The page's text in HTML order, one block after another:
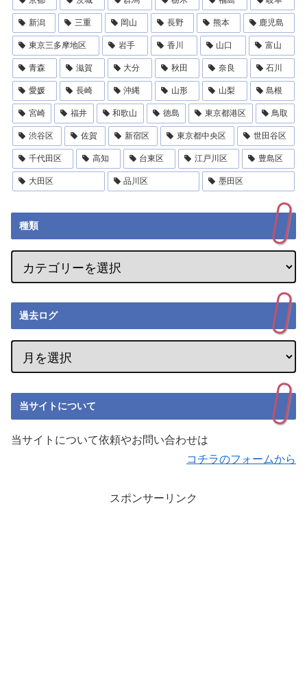
新潟 三重 岡山 長野 熊本 鹿児島
東京三多摩地区 岩手 香川 山口 富山
青森 滋賀 大分 秋田 奈良 石川
愛媛 長崎 沖縄 山形 山梨 島根
宮崎 福井 和歌山 徳島 東京都港区 鳥取
渋谷区 佐賀 新宿区 東京都中央区 世田谷区
千代田区 高知 台東区 江戸川区 豊島区
大田区 品川区 墨田区
種類
過去ログ
当サイトについて
当サイトについて依頼やお問い合わせは
コチラのフォームから
スポンサーリンク